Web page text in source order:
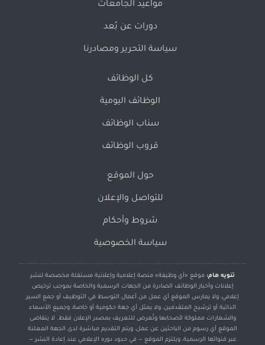
مواعيد الجامعات
دورات عن بُعد
سياسة التحرير ومصادرنا
كل الوظائف
الوظائف اليومية
سناب الوظائف
قروب الوظائف
حول الموقع
للتواصل والإعلان
شروط وأحكام
سياسة الخصوصية
تنويه هام: موقع «أي وظيفة» منصة إعلامية وإعلانية مستقلة مخصصة لنشر
إعلانات وأخبار الوظائف الصادرة من الجهات الرسمية والخاصة بموجب ترخيص
إعلامي، ولا يمارس الموقع أي عمل من أعمال التوسط في التوظيف أو جمع السير
الذاتية أو ترشيح المتقدمين، ولا يمثل أي جهة حكومية أو خاصة، وجميع الأسماء
والشعارات مملوكة لأصحابها وتُعرض للتعريف بمصدر الإعلان فقط. لا يتقاضى
الموقع أي رسوم من الباحثين عن عمل، ويتم التقديم مباشرة لدى الجهة المعلنة
عبر قنواتها الرسمية، ويلتزم الموقع — في حدود دوره الإعلامي عند إعادة النشر —